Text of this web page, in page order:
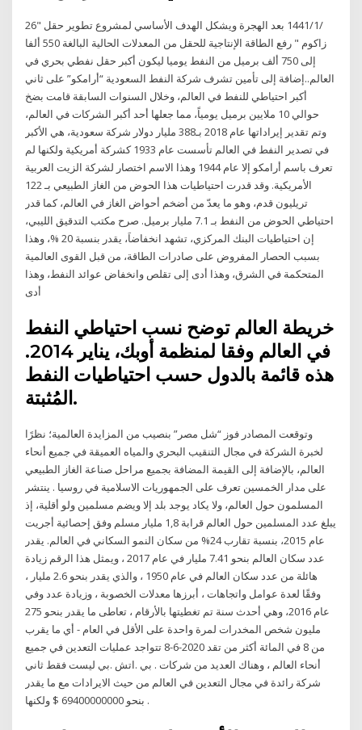
26‏‏/1‏‏/1441 بعد الهجرة ويشكل الهدف الأساسي لمشروع تطوير حقل "
زاكوم " رفع الطاقة الإنتاجية للحقل من المعدلات الحالية البالغة 550 ألفا
إلى 750 ألف برميل من النفط يوميا ليكون أكبر حقل نفطي بحري في
العالم..إضافة إلى تأمين تشرف شركة النفط السعودية “أرامكو” على ثاني
أكبر احتياطي للنفط في العالم، وخلال السنوات السابقة قامت بضخ
حوالي 10 ملايين برميل يومياً، مما جعلها أحد أكبر الشركات في العالم،
وتم تقدير إيراداتها عام 2018 بـ388 مليار دولار شركة سعودية، هي الأكبر
في تصدير النفط في العالم تأسست عام 1933 كشركة أمريكية ولكنها لم
تعرف باسم أرامكو إلا عام 1944 وهذا الاسم اختصار لشركة الزيت العربية
الأمريكية. وقد قدرت احتياطيات هذا الحوض من الغاز الطبيعي بـ 122
تريليون قدم، وهو ما يعدّ من أضخم أحواض الغاز في العالم، كما قدر
احتياطي الحوض من النفط بـ 7.1 مليار برميل. صرح مكتب التدقيق الليبي،
إن احتياطيات البنك المركزي، تشهد انخفاضاَ، يقدر بنسبة 20 %، وهذا
بسبب الحصار المفروض على صادرات الطاقة، من قبل القوى العالمية
المتحكمة في الشرق، وهذا أدى إلى تقلص وانخفاض عوائد النفط، وهذا
أدى
خريطة العالم توضح نسب احتياطي النفط
في العالم وفقا لمنظمة أوبك، يناير 2014.
هذه قائمة بالدول حسب احتياطيات النفط
المُثبتة.
وتوقعت المصادر فوز “شل مصر” بنصيب من المزايدة العالمية؛ نظرًا
لخبرة الشركة في مجال التنقيب البحري والمياه العميقة في جميع أنحاء
العالم، بالإضافة إلى القيمة المضافة بجميع مراحل صناعة الغاز الطبيعي
على مدار الخمسين تعرف على الجمهوريات الاسلامية في روسيا . ينتشر
المسلمون حول العالم، ولا يكاد يوجد بلد إلا ويضم مسلمين ولو أقلية، إذ
يبلغ عدد المسلمين حول العالم قرابة 1,8 مليار مسلم وفق إحصائية أجريت
عام 2015، بنسبة تقارب 24% من سكان النمو السكاني في العالم. يقدر
عدد سكان العالم بنحو 7.41 مليار في عام 2017 ، ويمثل هذا الرقم زيادة
هائلة من عدد سكان العالم في عام 1950 ، والذي يقدر بنحو 2.6 مليار ،
وفقًا لعدة عوامل واتجاهات ، أبرزها معدلات الخصوبة ، وزيادة عدد وفي
عام 2016، وهي أحدث سنة تم تغطيتها بالأرقام ، تعاطى ما يقدر بنحو 275
مليون شخص المخدرات لمرة واحدة على الأقل في العام - أي ما يقرب
من 8 في المائة أكثر من تقد 2020-6-8 تتواجد عمليات التعدين في جميع
أنحاء العالم ، وهناك العديد من شركات . بي .اتش .بي ليست فقط ثاني
شركة رائدة في مجال التعدين في العالم من حيث الايرادات مع ما يقدر
بنحو 69400000000 $ ولكنها .